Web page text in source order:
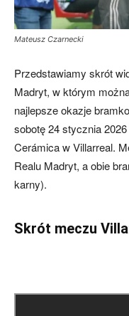
Mateusz Czarnecki
Przedstawiamy skrót
Madryt, w którym
najlepsze okazje
sobotę 24 stycznia
Cerámica w Villarreal.
Realu Madryt, a obie
karny).
Skrót meczu